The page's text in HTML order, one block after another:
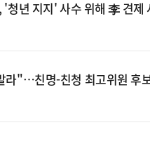
년 지지' 사수 위해 李 견제
"…친명-친청 최고위원 후